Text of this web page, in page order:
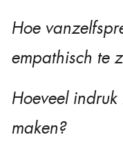
Hoe
empathisch te
Hoeveel
maken?